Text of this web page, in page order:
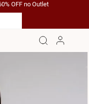
OFF no Outlet